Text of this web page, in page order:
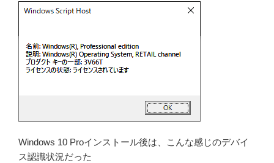
Windows 10 Proインストール後は、こんな感じのデバイ
ス認識状況だった